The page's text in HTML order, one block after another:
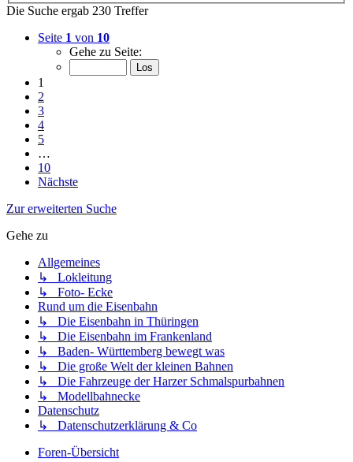
Die Suche ergab 230 Treffer
Seite 1 von 10
Gehe zu Seite:
1
2
3
4
5
…
10
Nächste
Zur erweiterten Suche
Gehe zu
Allgemeines
↳ Lokleitung
↳ Foto- Ecke
Rund um die Eisenbahn
↳ Die Eisenbahn in Thüringen
↳ Die Eisenbahn im Frankenland
↳ Baden- Württemberg bewegt was
↳ Die große Welt der kleinen Bahnen
↳ Die Fahrzeuge der Harzer Schmalspurbahnen
↳ Modellbahnecke
Datenschutz
↳ Datenschutzerklärung & Co
Foren-Übersicht